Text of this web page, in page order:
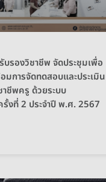
บรองวิชาชีพ จัดประชุมเพื่อ
มการจัดทดสอบและประเมิน
ชีพครู ด้วยระบบ
งที่ 2 ประจำปี พ.ศ. 2567